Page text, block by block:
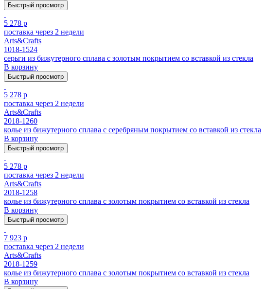
Быстрый просмотр
5 278 р
поставка через 2 недели
Arts&Crafts
1018-1524
серьги из бижутерного сплава с золотым покрытием cо вставкой из стекла
В корзину
Быстрый просмотр
5 278 р
поставка через 2 недели
Arts&Crafts
2018-1260
колье из бижутерного сплава с серебряным покрытием cо вставкой из стекла
В корзину
Быстрый просмотр
5 278 р
поставка через 2 недели
Arts&Crafts
2018-1258
колье из бижутерного сплава с золотым покрытием cо вставкой из стекла
В корзину
Быстрый просмотр
7 923 р
поставка через 2 недели
Arts&Crafts
2018-1259
колье из бижутерного сплава с золотым покрытием cо вставкой из стекла
В корзину